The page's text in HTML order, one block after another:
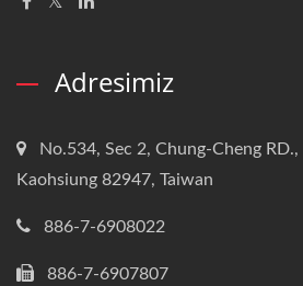
Adresimiz
No.534, Sec 2, Chung-Cheng
Kaohsiung 82947, Taiwan
886-7-6908022
886-7-6907807